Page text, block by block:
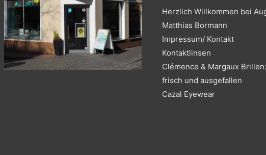
Herzlich Willkommen bei
Matthias Bormann
Impressum/ Kontakt
Kontaktlinsen
Clémence & Margaux
frisch und ausgefallen
Cazal Eyewear